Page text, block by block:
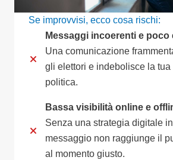
Se improvvisi, ecco cosa rischi:
Messaggi incoerenti e poco
Una comunicazione
gli elettori e indebolisce la tua
politica.
Bassa visibilità online e
Senza una strategia digitale
messaggio non raggiunge il
al momento giusto.